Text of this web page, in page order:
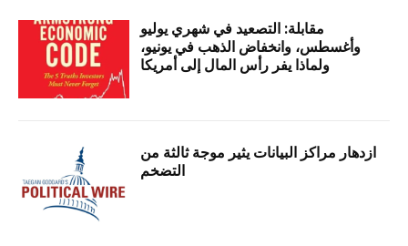
مقابلة: التصعيد في شهري يوليو
وأغسطس، وانخفاض الذهب في يونيو،
ولماذا يفر رأس المال إلى أمريكا
ازدهار مراكز البيانات يثير موجة ثالثة من
التضخم